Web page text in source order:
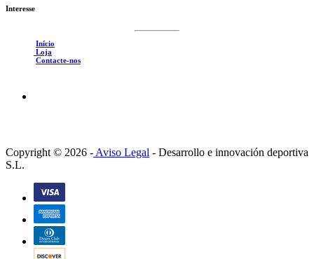
Interesse
Início
Loja
Contacte-nos
Copyright © 2026 - Aviso Legal - Desarrollo e innovación deportiva
S.L.